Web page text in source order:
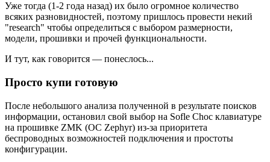
Уже тогда (1-2 года назад) их было огромное количество
всяких разновидностей, поэтому пришлось провести некий
"research" чтобы определиться с выбором размерности,
модели, прошивки и прочей функциональности.
И тут, как говорится — понеслось...
Просто купи готовую
После небольшого анализа полученной в результате поисков
информации, остановил свой выбор на Sofle Choc клавиатуре
на прошивке ZMK (ОС Zephyr) из-за приоритета
беспроводных возможностей подключения и простоты
конфигурации.